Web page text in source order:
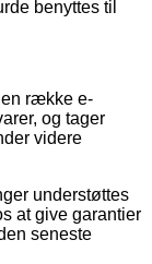
benyttes til
række e-
og tager
videre
understøttes
at give garantier
seneste